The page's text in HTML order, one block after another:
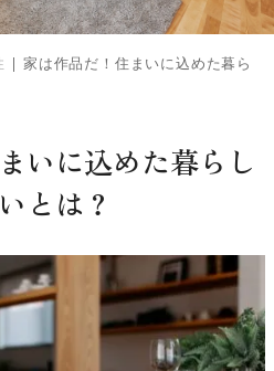
| 家は作品だ！住まいに込めた暮ら
いに込めた暮らし
とは？